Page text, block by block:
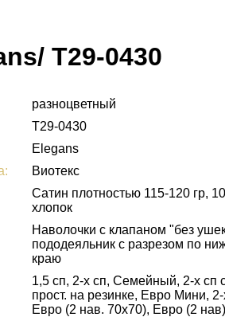
Т29-0430
разноцветный
Т29-0430
Elegans
Виотекс
Сатин плотностью 115-120 гр,
хлопок
Наволочки с клапаном "без
пододеяльник с разрезом по
краю
1,5 сп, 2-х сп, Семейный, 2-х сп
прост. на резинке, Евро Мини, 2-
Евро (2 нав. 70х70), Евро (2 нав)